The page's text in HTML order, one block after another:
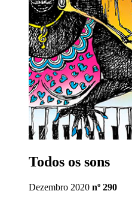
Todos os sons
Dezembro 2020 nº 290